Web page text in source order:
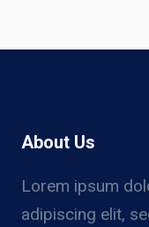
About Us
Lorem ipsum
adipiscing elit,